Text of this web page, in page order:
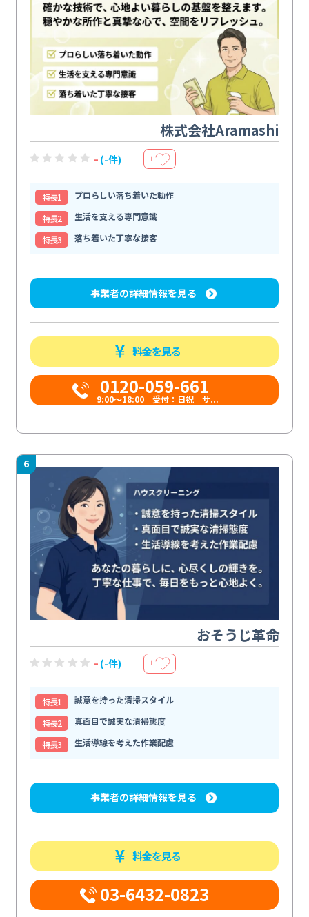
株式会社Aramashi
- (-件) ＋
特⻑1
プロらしい落ち着いた動作
特⻑2
生活を支える専門意識
特⻑3
落ち着いた丁寧な接客
事業者の詳細情報を見る
料金を見る
0120-059-661
9:00〜18:00 受付：日祝 サ...
6
おそうじ革命
- (-件) ＋
特⻑1
誠意を持った清掃スタイル
特⻑2
真面目で誠実な清掃態度
特⻑3
生活導線を考えた作業配慮
事業者の詳細情報を見る
料金を見る
03-6432-0823